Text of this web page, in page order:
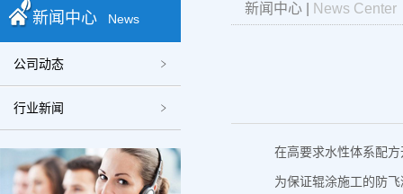
新闻中心 News
公司动态
行业新闻
新闻中心 News Center
在高要求水性体系配
为保证辊涂施工的防